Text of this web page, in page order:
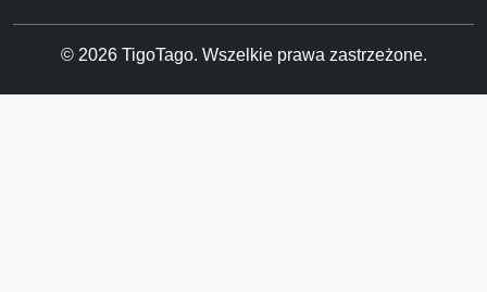
© 2026 TigoTago. Wszelkie prawa zastrzeżone.